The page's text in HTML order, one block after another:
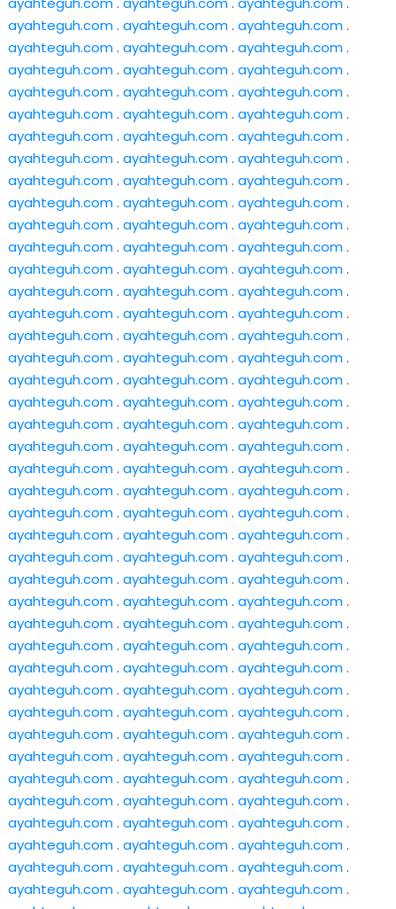
ayahteguh.com. ayahteguh.com. ayahteguh.com.
ayahteguh.com. ayahteguh.com. ayahteguh.com.
ayahteguh.com. ayahteguh.com. ayahteguh.com.
ayahteguh.com. ayahteguh.com. ayahteguh.com.
ayahteguh.com. ayahteguh.com. ayahteguh.com.
ayahteguh.com. ayahteguh.com. ayahteguh.com.
ayahteguh.com. ayahteguh.com. ayahteguh.com.
ayahteguh.com. ayahteguh.com. ayahteguh.com.
ayahteguh.com. ayahteguh.com. ayahteguh.com.
ayahteguh.com. ayahteguh.com. ayahteguh.com.
ayahteguh.com. ayahteguh.com. ayahteguh.com.
ayahteguh.com. ayahteguh.com. ayahteguh.com.
ayahteguh.com. ayahteguh.com. ayahteguh.com.
ayahteguh.com. ayahteguh.com. ayahteguh.com.
ayahteguh.com. ayahteguh.com. ayahteguh.com.
ayahteguh.com. ayahteguh.com. ayahteguh.com.
ayahteguh.com. ayahteguh.com. ayahteguh.com.
ayahteguh.com. ayahteguh.com. ayahteguh.com.
ayahteguh.com. ayahteguh.com. ayahteguh.com.
ayahteguh.com. ayahteguh.com. ayahteguh.com.
ayahteguh.com. ayahteguh.com. ayahteguh.com.
ayahteguh.com. ayahteguh.com. ayahteguh.com.
ayahteguh.com. ayahteguh.com. ayahteguh.com.
ayahteguh.com. ayahteguh.com. ayahteguh.com.
ayahteguh.com. ayahteguh.com. ayahteguh.com.
ayahteguh.com. ayahteguh.com. ayahteguh.com.
ayahteguh.com. ayahteguh.com. ayahteguh.com.
ayahteguh.com. ayahteguh.com. ayahteguh.com.
ayahteguh.com. ayahteguh.com. ayahteguh.com.
ayahteguh.com. ayahteguh.com. ayahteguh.com.
ayahteguh.com. ayahteguh.com. ayahteguh.com.
ayahteguh.com. ayahteguh.com. ayahteguh.com.
ayahteguh.com. ayahteguh.com. ayahteguh.com.
ayahteguh.com. ayahteguh.com. ayahteguh.com.
ayahteguh.com. ayahteguh.com. ayahteguh.com.
ayahteguh.com. ayahteguh.com. ayahteguh.com.
ayahteguh.com. ayahteguh.com. ayahteguh.com.
ayahteguh.com. ayahteguh.com. ayahteguh.com.
ayahteguh.com. ayahteguh.com. ayahteguh.com.
ayahteguh.com. ayahteguh.com. ayahteguh.com.